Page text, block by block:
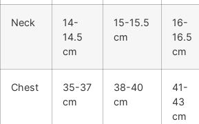
Neck
14-
14.5
cm
15-15.5
cm
16-
16.5
cm
Chest
35-37
cm
38-40
cm
41-
43
cm